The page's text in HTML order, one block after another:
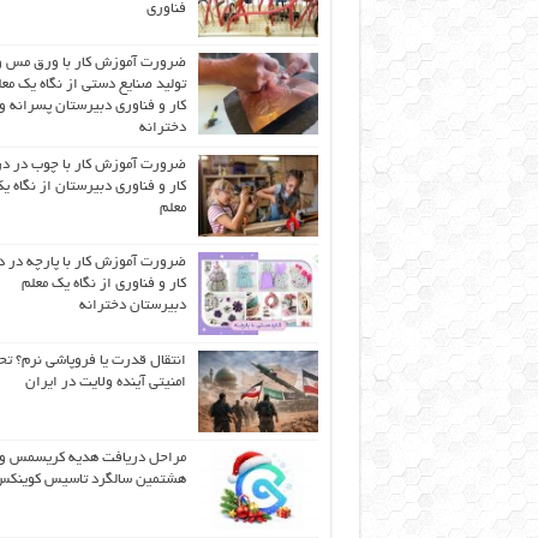
فناوری
ضرورت آموزش کار با ورق مس
تولید صنایع دستی از نگاه یک
کار و فناوری دبیرستان پسرانه و
دخترانه
ضرورت آموزش کار با چوب در
کار و فناوری دبیرستان از نگاه
معلم
ضرورت آموزش کار با پارچه
کار و فناوری از نگاه یک معلم
دبیرستان دخترانه
انتقال قدرت یا فروپاشی نرم؟
امنیتی آینده ولایت در ایران
مراحل دریافت هدیه کریسمس و
هشتمین سالگرد تاسیس